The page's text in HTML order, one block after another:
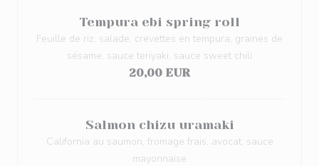
Tempura ebi spring roll
Feuille de riz, salade, crevettes en tempura, graines de
sésame, sauce teriyaki, sauce sweet chili
20,00 EUR
Salmon chizu uramaki
California au saumon, fromage frais, avocat, sauce
mayonnaise